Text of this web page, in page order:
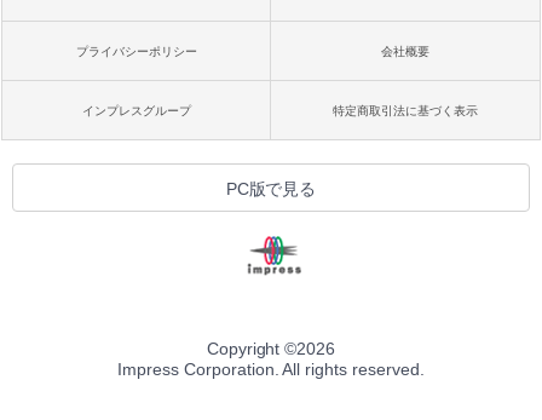
プライバシーポリシー 会社概要
インプレスグループ 特定商取引法に基づく表示
PC版で見る
Copyright ©2026
Impress Corporation. All rights reserved.